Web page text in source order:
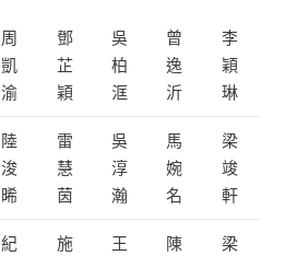
周
凱
渝
鄧
芷
穎
吳
柏
洭
曾
逸
沂
李
穎
琳
陸
浚
晞
雷
慧
茵
吳
淳
瀚
馬
婉
名
梁
竣
軒
紀
施
王
陳
梁